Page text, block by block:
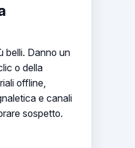
belli. Danno un
o della
offline,
e canali
sospetto.